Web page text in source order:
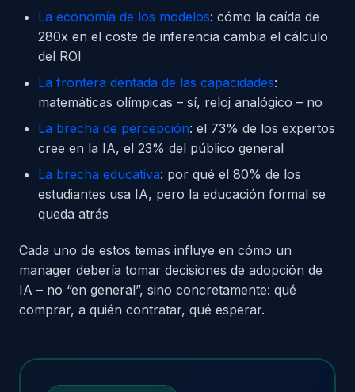
La economía de los modelos: cómo la caída de
280x en el coste de inferencia cambia el cálculo
del ROI
La frontera dentada de las capacidades:
matemáticas olímpicas – sí, reloj analógico – no
La brecha de percepción: el 73% de los expertos
cree en la IA, el 23% del público general
La brecha educativa: por qué el 80% de los
estudiantes usa IA, pero la educación formal se
queda atrás
Cada uno de estos temas influye en cómo un
manager debería tomar decisiones de adopción de
IA – no “en general”, sino concretamente: qué
comprar, a quién contratar, qué esperar.